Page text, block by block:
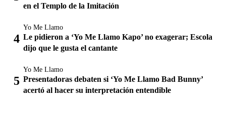
en el Templo de la Imitación
Yo Me Llamo
Le pidieron a ‘Yo Me Llamo Kapo’ no exagerar; Escola
dijo que le gusta el cantante
Yo Me Llamo
Presentadoras debaten si ‘Yo Me Llamo Bad Bunny’
acertó al hacer su interpretación entendible